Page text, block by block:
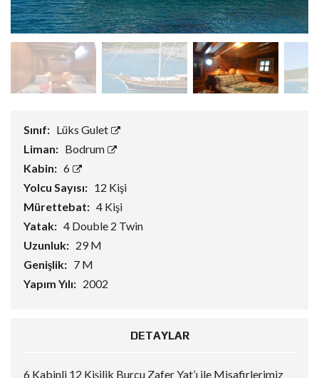
Sınıf: Lüks Gulet
Liman: Bodrum
Kabin: 6
Yolcu Sayısı: 12 Kişi
Mürettebat: 4 Kişi
Yatak: 4 Double 2 Twin
Uzunluk: 29 M
Genişlik: 7 M
Yapım Yılı: 2002
DETAYLAR
6 Kabinli 12 Kişilik Burcu Zafer Yat’ı ile Misafirlerimiz